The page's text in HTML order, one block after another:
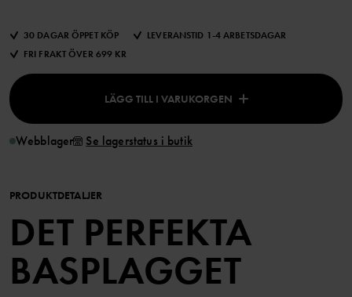
30 DAGAR ÖPPET KÖP
LEVERANSTID 1-4 ARBETSDAGAR
FRI FRAKT ÖVER 699 KR
LÄGG TILL I VARUKORGEN
Webblager Se lagerstatus i butik
PRODUKTDETALJER
DET PERFEKTA
BASPLAGGET